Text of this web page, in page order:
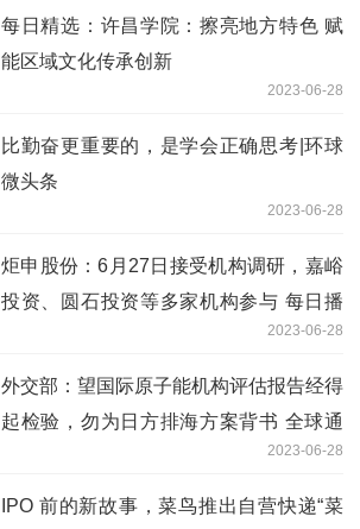
每日精选：许昌学院：擦亮地方特色 赋
能区域文化传承创新
2023-06-28
比勤奋更重要的，是学会正确思考|环球
微头条
2023-06-28
炬申股份：6月27日接受机构调研，嘉峪
投资、圆石投资等多家机构参与 每日播
2023-06-28
外交部：望国际原子能机构评估报告经得
起检验，勿为日方排海方案背书 全球通
2023-06-28
IPO 前的新故事，菜鸟推出自营快递“菜